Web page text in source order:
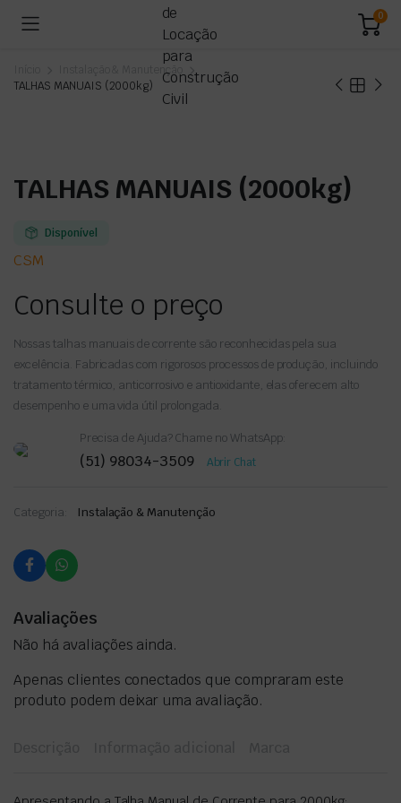
0
Instalação & Manutenção
TALHAS MANUAIS (2000kg)
TALHAS MANUAIS (2000kg)
Disponível
CSM
Consulte o preço
Nossas talhas manuais de corrente são reconhecidas pela sua
excelência. Fabricadas com rigorosos processos de produção, incluindo
tratamento térmico, anticorrosivo e antioxidante, elas oferecem alto
desempenho e uma vida útil prolongada.
Precisa de Ajuda? Chame no WhatsApp:
(51) 98034-3509 Abrir Chat
Categoria: Instalação & Manutenção
Avaliações
Não há avaliações ainda.
Apenas clientes conectados que compraram este
produto podem deixar uma avaliação.